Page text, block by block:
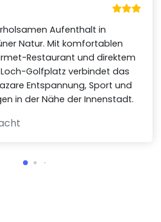
Aufenthalt in
Natur. Mit komfortablen
Restaurant und direktem
Golfplatz verbindet das
Entspannung, Sport und
in der Nähe der Innenstadt.